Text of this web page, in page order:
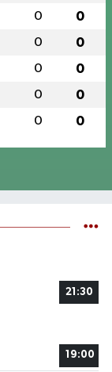
0 0
0 0
0 0
0 0
0 0
21:30
19:00